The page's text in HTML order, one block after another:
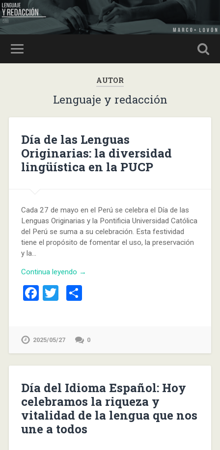
AUTOR
Lenguaje y redacción
Día de las Lenguas
Originarias: la diversidad
lingüística en la PUCP
Cada 27 de mayo en el Perú se celebra el Día de las
Lenguas Originarias y la Pontificia Universidad Católica
del Perú se suma a su celebración. Esta festividad
tiene el propósito de fomentar el uso, la preservación
y la…
Continua leyendo →
Facebook
Twitter
2025/05/27 0
Día del Idioma Español: Hoy
celebramos la riqueza y
vitalidad de la lengua que nos
une a todos